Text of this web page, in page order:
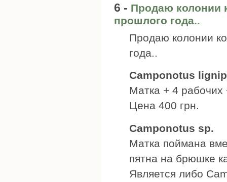
6 - Продаю колонии
прошлого года..
Продаю колонии
года..
Camponotus
Матка + 4 рабочих
Цена 400 грн.
Camponotus sp.
Матка поймана
пятна на брюшке
Является либо